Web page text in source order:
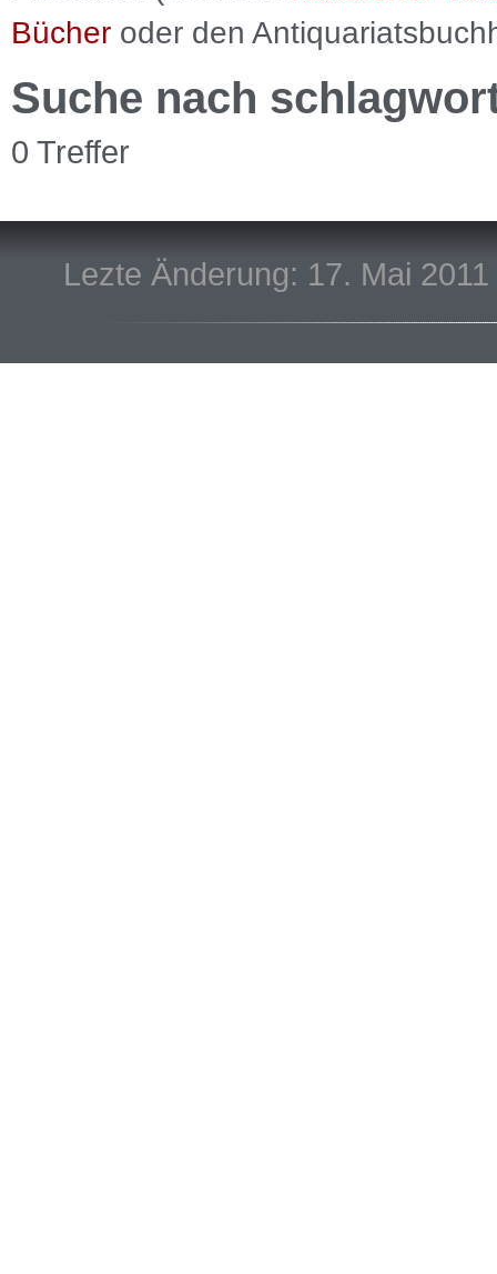
Bücher oder den
Suche nach
0 Treffer
Lezte Änderung: 17. Mai